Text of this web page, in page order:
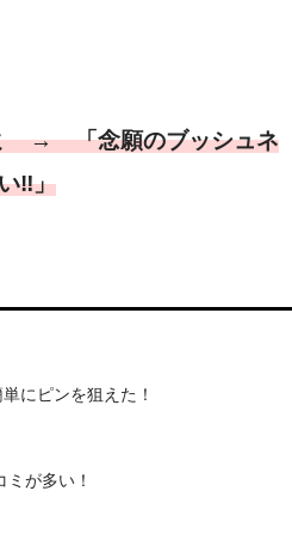
→ 「念願のブッシュネ
‼」
にピンを狙えた！
が多い！